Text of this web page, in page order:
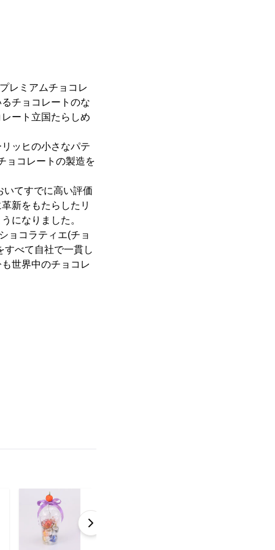
レミアムチョコレ
チョコレートのな
ート立国たらしめ
ッヒの小さなパテ
ョコレートの製造を
いてすでに高い評価
新をもたらしたリ
になりました。
ョコラティエ(チョ
すべて自社で一貫し
世界中のチョコレ